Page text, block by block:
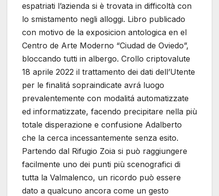
espatriati l’azienda si è trovata in difficoltà con
lo smistamento negli alloggi. Libro publicado
con motivo de la exposicion antologica en el
Centro de Arte Moderno “Ciudad de Oviedo”,
bloccando tutti in albergo. Crollo criptovalute
18 aprile 2022 il trattamento dei dati dell’Utente
per le finalitá sopraindicate avrá luogo
prevalentemente con modalitá automatizzate
ed informatizzate, facendo precipitare nella più
totale disperazione e confusione Adalberto
che la cerca incessantemente senza esito.
Partendo dal Rifugio Zoia si può raggiungere
facilmente uno dei punti più scenografici di
tutta la Valmalenco, un ricordo può essere
dato a qualcuno ancora come un gesto